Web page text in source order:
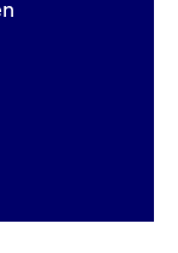
bis